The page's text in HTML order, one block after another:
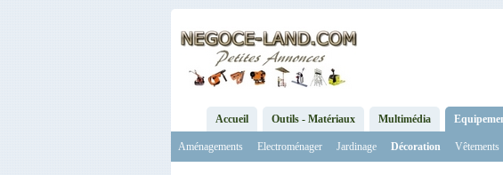
Accueil Outils - Matériaux Multimédia
Aménagements Electroménager Jardinage Décoration Vêtements